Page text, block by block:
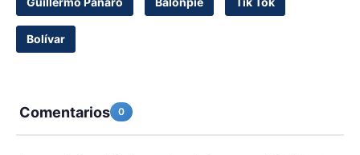
Bolívar
Comentarios 0